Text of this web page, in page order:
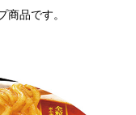
品です。